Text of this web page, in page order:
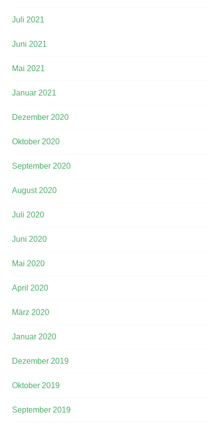
Juli 2021
Juni 2021
Mai 2021
Januar 2021
Dezember 2020
Oktober 2020
September 2020
August 2020
Juli 2020
Juni 2020
Mai 2020
April 2020
März 2020
Januar 2020
Dezember 2019
Oktober 2019
September 2019